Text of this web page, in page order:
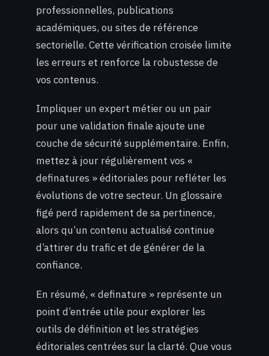
professionnelles, publications
académiques, ou sites de référence
sectorielle. Cette vérification croisée limite
les erreurs et renforce la robustesse de
vos contenus.
Impliquer un expert métier ou un pair
pour une validation finale ajoute une
couche de sécurité supplémentaire. Enfin,
mettez à jour régulièrement vos «
definatures » éditoriales pour refléter les
évolutions de votre secteur. Un glossaire
figé perd rapidement de sa pertinence,
alors qu’un contenu actualisé continue
d’attirer du trafic et de générer de la
confiance.
En résumé, « definature » représente un
point d’entrée utile pour explorer les
outils de définition et les stratégies
éditoriales centrées sur la clarté. Que vous